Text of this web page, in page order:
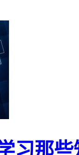
习那些